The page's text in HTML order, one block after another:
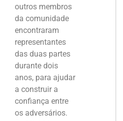
outros membros
da comunidade
encontraram
representantes
das duas partes
durante dois
anos, para ajudar
a construir a
confiança entre
os adversários.